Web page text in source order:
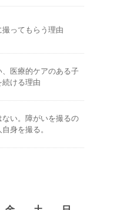
ってもらう理由
医療的ケアのある子
続ける理由
い。障がいを撮るの
身を撮る。